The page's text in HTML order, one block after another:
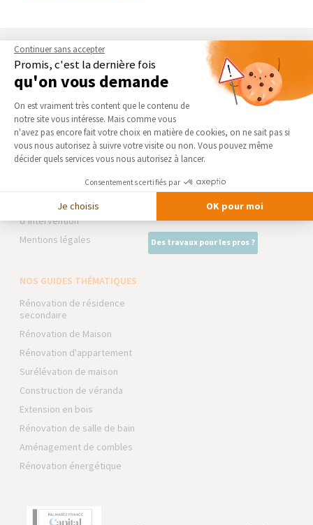
AGENCE DE CAMBRAI-CAUDRY
Qui sommes-nous
Notre charte qualité
Partenaires
Trouver une agence
Conditions générales
d’intervention
Mentions légales
NOS DOMAINES
D’INTERVENTION
EXTENSION
RÉNOVATION INTÉRIEURE
TRAVAUX EXTÉRIEURS
NOS PARTENAIRES
La Maison des Architectes
Expert Bricolage
Intégrer notre réseau
Des travaux pour les pros ?
NOS GUIDES THÉMATIQUES
Rénovation de résidence
secondaire
Rénovation de Maison
Rénovation d'appartement
Surélévation de maison
Construction de véranda
Extension en bois
Rénovation de salle de bain
Aménagement de combles
Rénovation énergétique
Continuer sans accepter
Promis, c'est la dernière fois
qu'on vous demande
Plateforme de Gestion du
On est vraiment très content que le contenu de
notre site vous intéresse. Mais comme vous
n'avez pas encore fait votre choix en matière de cookies, on ne sait pas si
vous nous autorisez à suivre votre visite ou non. Vous pouvez même
décider quels services vous nous autorisez à lancer.
Consentements certifiés par
Je choisis OK pour moi
Axeptio consent